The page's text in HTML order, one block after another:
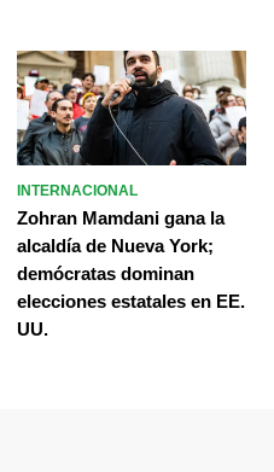
INTERNACIONAL
Zohran Mamdani gana la
alcaldía de Nueva York;
demócratas dominan
elecciones estatales en EE.
UU.